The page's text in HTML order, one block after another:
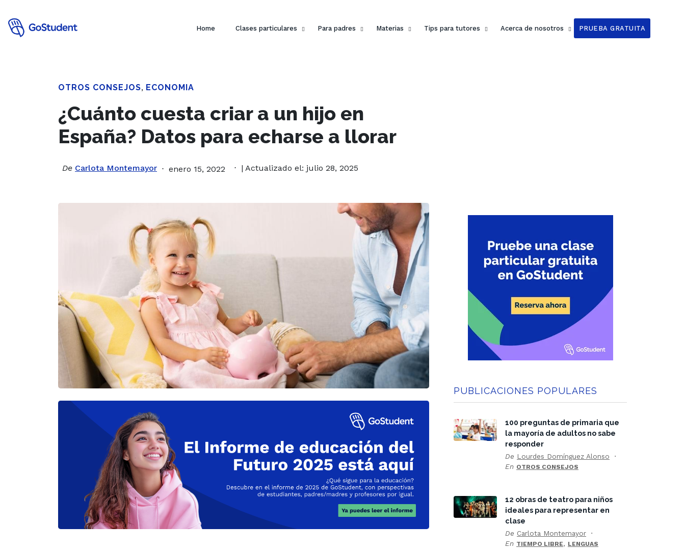
Home Clases particulares Para padres Materias Tips para tutores Acerca de nosotros PRUEBA GRATUITA
OTROS CONSEJOS, ECONOMIA
¿Cuánto cuesta criar a un hijo en
España? Datos para echarse a llorar
De Carlota Montemayor enero 15, 2022 | Actualizado el: julio 28, 2025
PUBLICACIONES POPULARES
100 preguntas de primaria que
la mayoría de adultos no sabe
responder
De Lourdes Domínguez Alonso
En OTROS CONSEJOS
12 obras de teatro para niños
ideales para representar en
clase
De Carlota Montemayor
En TIEMPO LIBRE, LENGUAS